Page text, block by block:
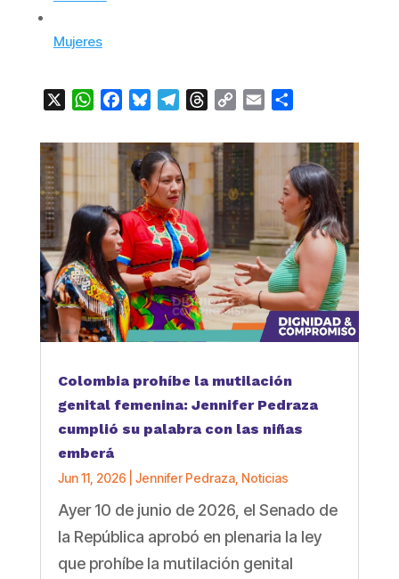
Mujeres
WhatsApp
FacebookBlueskyTelegramThreads
Copy Email
Colombia prohíbe la mutilación
genital femenina: Jennifer Pedraza
cumplió su palabra con las niñas
emberá
Jun 11, 2026 Jennifer Pedraza, Noticias
Ayer 10 de junio de 2026, el Senado de
la República aprobó en plenaria la ley
que prohíbe la mutilación genital